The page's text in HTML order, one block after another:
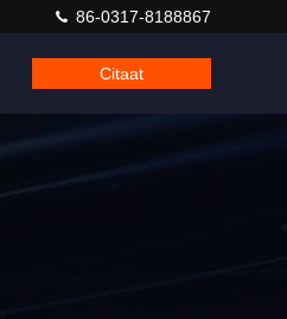
86-0317-8188867
Citaat